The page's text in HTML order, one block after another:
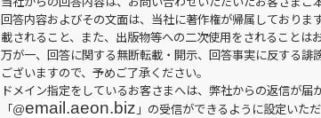
回答内容およびその文面は、当社に著作権が帰属しており
載されること、また、出版物等への二次使用をされることは
万が一、回答に関する無断転載・開示、回答事実に反する
ございますので、予めご了承ください。
ドメイン指定をしているお客さまへは、弊社からの返信が届
「@email.aeon.biz 」の受信ができるように設定いた